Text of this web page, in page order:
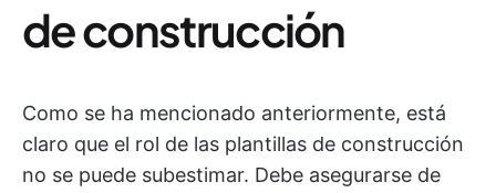
de construcción
Como se ha mencionado anteriormente, está
claro que el rol de las plantillas de construcción
no se puede subestimar. Debe asegurarse de